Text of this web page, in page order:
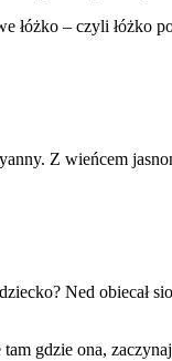
– czyli łóżko
Z wieńcem
Ned obiecał
gdzie ona,